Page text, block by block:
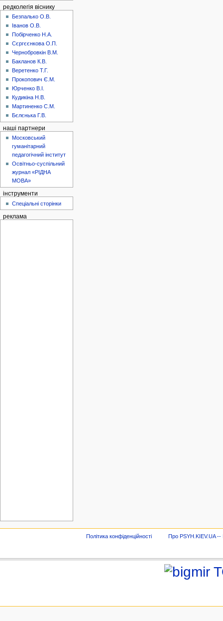
редколегія віснику
Безпалько О.В.
Іванов О.В.
Побірченко Н.А.
Сєргєєнкова О.П.
Чернобровкін В.М.
Бакланов К.В.
Веретенко Т.Г.
Прокопович Є.М.
Юрченко В.І.
Кудикіна Н.В.
Мартиненко С.М.
Бєлєнька Г.В.
наші партнери
Московський
гуманітарний
педагогічний інститут
Освітньо-суспільний
журнал «РІДНА
МОВА»
інструменти
Спеціальні сторінки
реклама
Політика конфіденційності Про PSYH.KIEV.UA --